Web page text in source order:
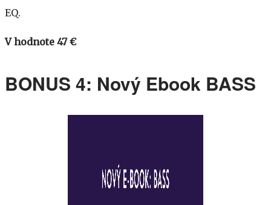
EQ.
V hodnote 47 €
BONUS 4: Nový Ebook BASS